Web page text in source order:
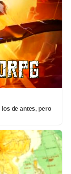
los de antes, pero